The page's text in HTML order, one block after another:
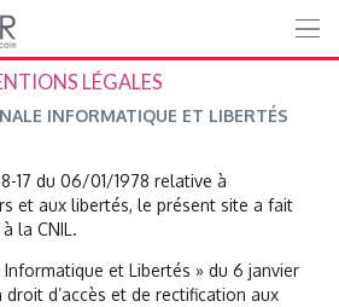
LÉGALES
INFORMATIQUE ET LIBERTÉS
17 du 06/01/1978 relative à
et aux libertés, le présent site a fait
la CNIL.
et Libertés » du 6 janvier
droit d’accès et de rectification aux